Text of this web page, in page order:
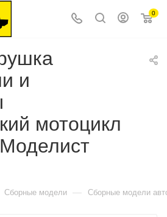
0
и
мотоцикл
Сборные модели — Сборные модели